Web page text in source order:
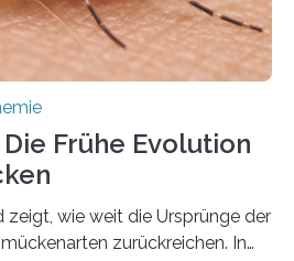
Frühe Evolution
zeigt, wie weit die Ursprünge der
zurückreichen. In